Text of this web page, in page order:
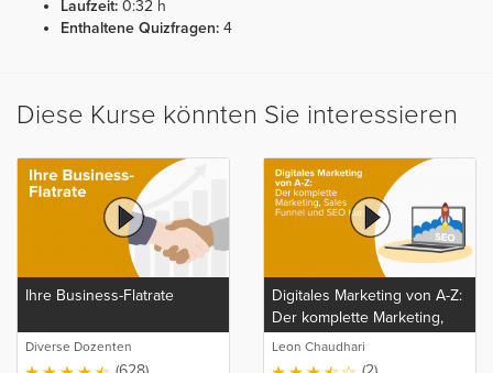
Laufzeit: 0:32 h
Enthaltene Quizfragen: 4
Diese Kurse könnten Sie interessieren
Ihre Business-Flatrate
Diverse Dozenten
Digitales Marketing von A-Z:
Der komplette Marketing,
Sales Funnel und SEO Kurs
Leon Chaudhari